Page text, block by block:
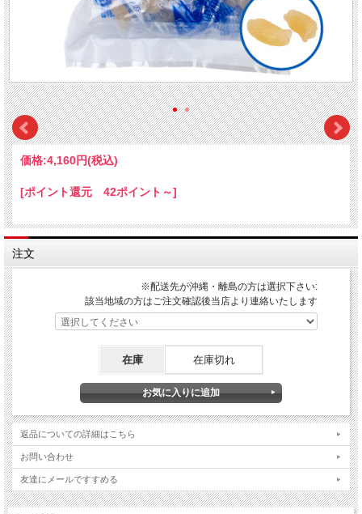
価格:4,160円(税込)
[ポイント還元 42ポイント～]
注文
※配送先が沖縄・離島の方は選択下さい:
該当地域の方はご注文確認後当店より連絡いたします
在庫 在庫切れ
返品についての詳細はこちら
お問い合わせ
友達にメールですすめる